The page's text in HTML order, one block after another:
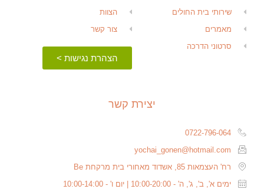
שירותי בית החולים
מאמרים
סרטוני הדרכה
הצוות
צור קשר
הצהרת נגישות >
יצירת קשר
0722-796-064
yochai_gonen@hotmail.com
רח' העצמאות 85, אשדוד מאחורי בית מרקחת Be
ימים א', ב', ג', ה' - 10:00-20:00 | יום ו' - 10:00-14:00